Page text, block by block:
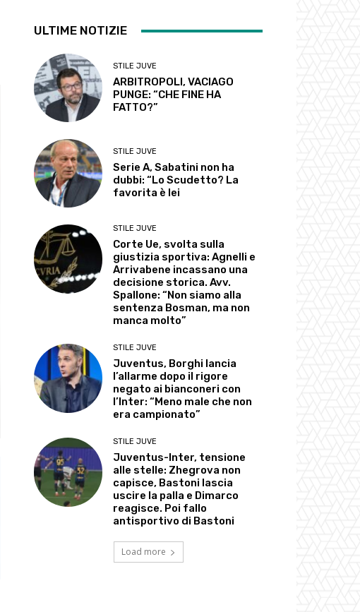
ULTIME NOTIZIE
STILE JUVE
ARBITROPOLI, VACIAGO
PUNGE: “CHE FINE HA
FATTO?”
STILE JUVE
Serie A, Sabatini non ha
dubbi: “Lo Scudetto? La
favorita è lei
STILE JUVE
Corte Ue, svolta sulla
giustizia sportiva: Agnelli e
Arrivabene incassano una
decisione storica. Avv.
Spallone: “Non siamo alla
sentenza Bosman, ma non
manca molto”
STILE JUVE
Juventus, Borghi lancia
l’allarme dopo il rigore
negato ai bianconeri con
l’Inter: “Meno male che non
era campionato”
STILE JUVE
Juventus-Inter, tensione
alle stelle: Zhegrova non
capisce, Bastoni lascia
uscire la palla e Dimarco
reagisce. Poi fallo
antisportivo di Bastoni
Load more